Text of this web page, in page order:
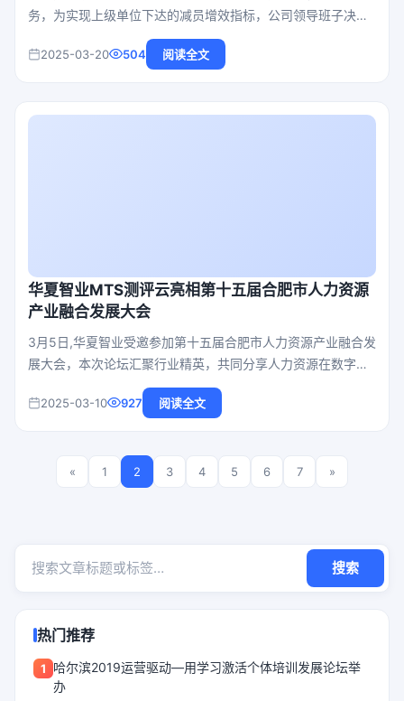
务，为实现上级单位下达的减员增效指标，公司领导班子决定
实施全员竞聘上岗工作，经考察华夏智业第三次次成为该企业
人力服务供应商，帮助企业达成增效目标。
2025-03-20 504 阅读全文
华夏智业MTS测评云亮相第十五届合肥市人力资源
产业融合发展大会
3月5日,华夏智业受邀参加第十五届合肥市人力资源产业融合发
展大会，本次论坛汇聚行业精英，共同分享人力资源在数字技
术、人工智能技术飞速发展与融合背景下，新质生产力协同发
展的创新理念与实践经验，致力于推动人力资源领域的创新发
2025-03-10 927 阅读全文
« 1 2 3 4 5 6 7 »
搜索
热门推荐
1
哈尔滨2019运营驱动—用学习激活个体培训发展论坛举
办